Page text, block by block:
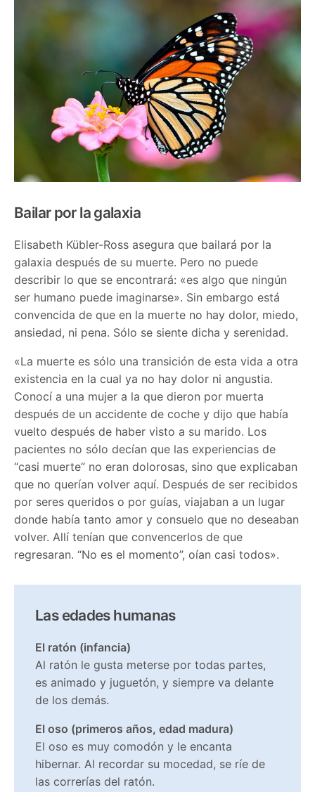
Bailar por la galaxia
Elisabeth Kübler-Ross asegura que bailará por la
galaxia después de su muerte. Pero no puede
describir lo que se encontrará: «es algo que ningún
ser humano puede imaginarse». Sin embargo está
convencida de que en la muerte no hay dolor, miedo,
ansiedad, ni pena. Sólo se siente dicha y serenidad.
«La muerte es sólo una transición de esta vida a otra
existencia en la cual ya no hay dolor ni angustia.
Conocí a una mujer a la que dieron por muerta
después de un accidente de coche y dijo que había
vuelto después de haber visto a su marido. Los
pacientes no sólo decían que las experiencias de
“casi muerte” no eran dolorosas, sino que explicaban
que no querían volver aquí. Después de ser recibidos
por seres queridos o por guías, viajaban a un lugar
donde había tanto amor y consuelo que no deseaban
volver. Allí tenían que convencerlos de que
regresaran. “No es el momento”, oían casi todos».
Las edades humanas
El ratón (infancia)
Al ratón le gusta meterse por todas partes,
es animado y juguetón, y siempre va delante
de los demás.
El oso (primeros años, edad madura)
El oso es muy comodón y le encanta
hibernar. Al recordar su mocedad, se ríe de
las correrías del ratón.